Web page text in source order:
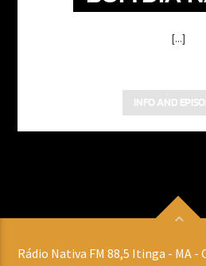
[...]
INFO AND
Rádio Nativa FM 88,5 Itinga - MA -